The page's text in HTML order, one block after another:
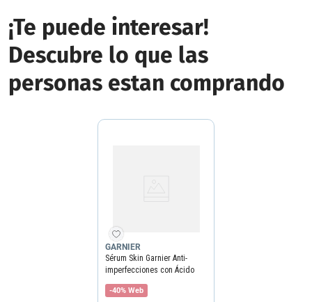
¡Te puede interesar!
Descubre lo que las
personas estan comprando
GARNIER
Sérum Skin Garnier Anti-
imperfecciones con Ácido
Salicílico x 30 ml
-40% Web